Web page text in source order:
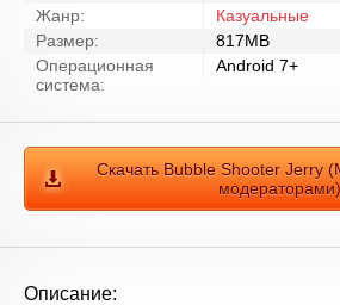
Жанр:
Казуальные
Размер:
817MB
Операционная
система:
Android 7+
Скачать Bubble Shooter Jerry
модераторами)
Описание: